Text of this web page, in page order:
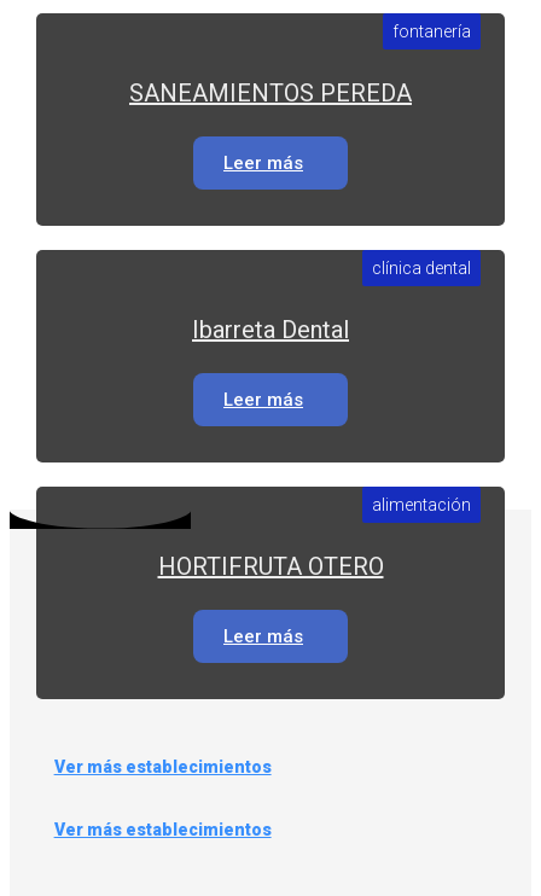
fontanería
SANEAMIENTOS PEREDA
Leer más
clínica dental
Ibarreta Dental
Leer más
alimentación
HORTIFRUTA OTERO
Leer más
Ver más establecimientos
Ver más establecimientos